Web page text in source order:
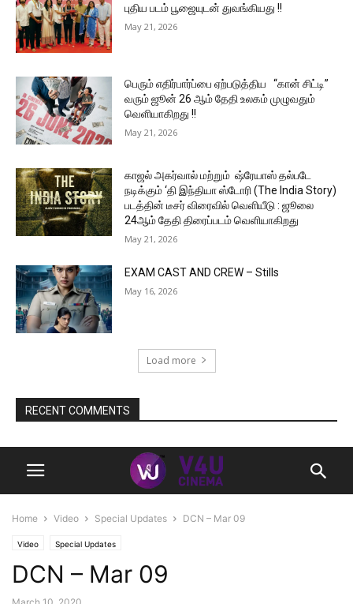
புதிய படம் பூஜையுடன் துவங்கியது !!
May 21, 2026
பெரும் எதிர்பார்ப்பை ஏற்படுத்திய “கான் சிட்டி”
வரும் ஜூன் 26 ஆம் தேதி உலகம் முழுவதும்
வெளியாகிறது !!
May 21, 2026
காஜல் அகர்வால் மற்றும் ஷ்ரேயாஸ் தல்படே
நடிக்கும் ‘தி இந்தியா ஸ்டோரி (The India Story)
படத்தின் டீசர் விரைவில் வெளியீடு : ஜூலை
24ஆம் தேதி திரைப்படம் வெளியாகிறது
May 21, 2026
EXAM CAST AND CREW – Stills
May 16, 2026
Load more
RECENT COMMENTS